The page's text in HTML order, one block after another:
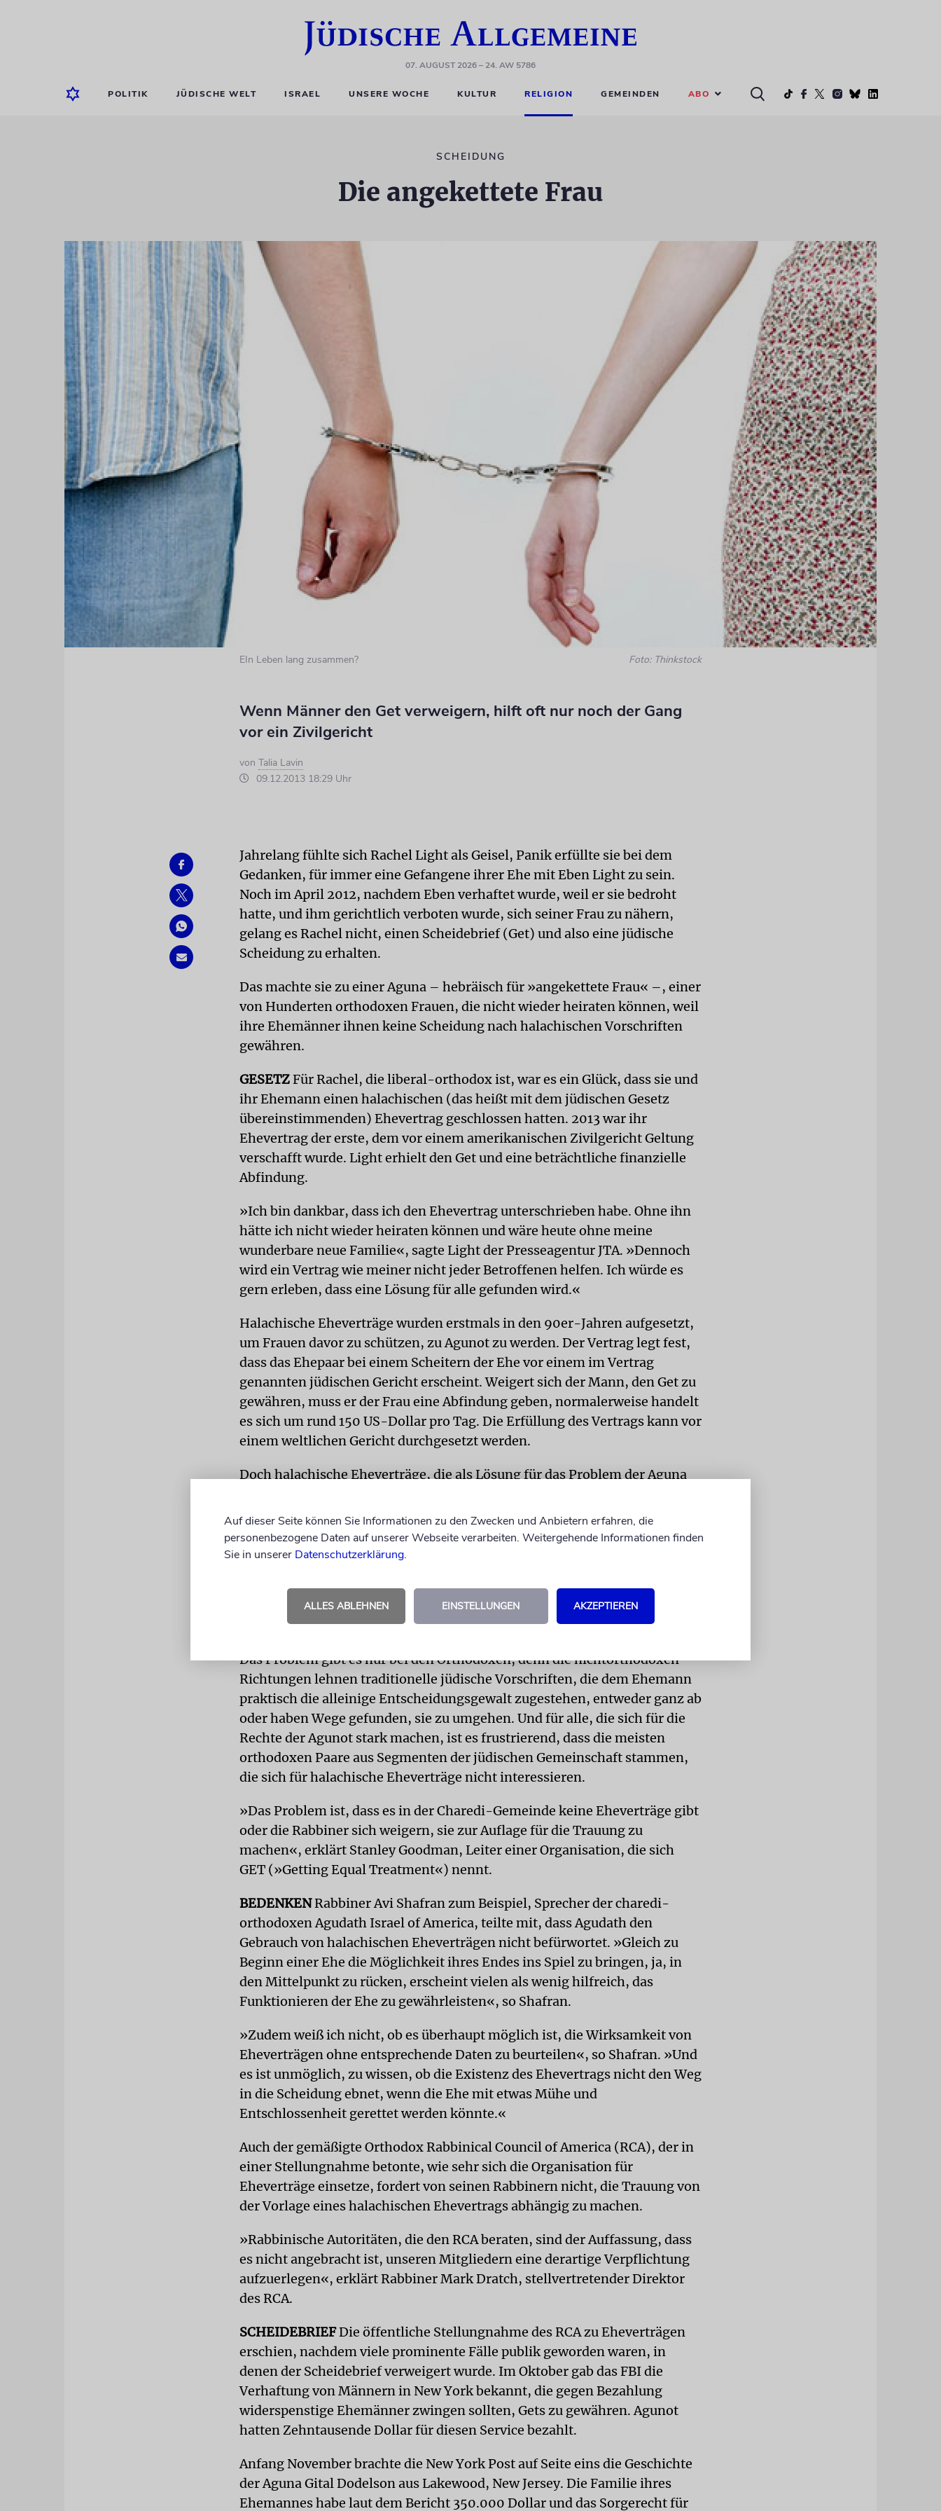
07. AUGUST 2026– 24. AW 5786
POLITIK JÜDISCHE WELT ISRAEL UNSERE WOCHE KULTUR RELIGION GEMEINDEN ABO
SCHEIDUNG
Die angekettete Frau
EIn Leben lang zusammen? Foto: Thinkstock
Wenn Männer den Get verweigern, hilft oft nur noch der Gang
vor ein Zivilgericht
von Talia Lavin
09.12.2013 18:29 Uhr
Jahrelang fühlte sich Rachel Light als Geisel, Panik erfüllte sie bei dem
Gedanken, für immer eine Gefangene ihrer Ehe mit Eben Light zu sein.
Noch im April 2012, nachdem Eben verhaftet wurde, weil er sie bedroht
hatte, und ihm gerichtlich verboten wurde, sich seiner Frau zu nähern,
gelang es Rachel nicht, einen Scheidebrief (Get) und also eine jüdische
Scheidung zu erhalten.
Das machte sie zu einer Aguna – hebräisch für »angekettete Frau« –, einer
von Hunderten orthodoxen Frauen, die nicht wieder heiraten können, weil
ihre Ehemänner ihnen keine Scheidung nach halachischen Vorschriften
gewähren.
GESETZFür Rachel, die liberal-orthodox ist, war es ein Glück, dass sie und
ihr Ehemann einen halachischen (das heißt mit dem jüdischen Gesetz
übereinstimmenden) Ehevertrag geschlossen hatten. 2013 war ihr
Ehevertrag der erste, dem vor einem amerikanischen Zivilgericht Geltung
verschafft wurde. Light erhielt den Get und eine beträchtliche finanzielle
Abfindung.
»Ich bin dankbar, dass ich den Ehevertrag unterschrieben habe. Ohne ihn
hätte ich nicht wieder heiraten können und wäre heute ohne meine
wunderbare neue Familie«, sagte Light der Presseagentur JTA. »Dennoch
wird ein Vertrag wie meiner nicht jeder Betroffenen helfen. Ich würde es
gern erleben, dass eine Lösung für alle gefunden wird.«
Halachische Eheverträge wurden erstmals in den 90er-Jahren aufgesetzt,
um Frauen davor zu schützen, zu Agunot zu werden. Der Vertrag legt fest,
dass das Ehepaar bei einem Scheitern der Ehe vor einem im Vertrag
genannten jüdischen Gericht erscheint. Weigert sich der Mann, den Get zu
gewähren, muss er der Frau eine Abfindung geben, normalerweise handelt
es sich um rund 150 US-Dollar pro Tag. Die Erfüllung des Vertrags kann vor
einem weltlichen Gericht durchgesetzt werden.
Doch halachische Eheverträge, die als Lösung für das Problem der Aguna
– weil viele nicht willens sind, sie überhaupt erst zu schließen.
EINSCHÄTZUNG
»Diejenigen Frauen, die den Vertrag am ehesten
unterschreiben«, sagt Rabbiner Jeremy Stern, Geschäftsführer der
Organization for the Resolution of Agunot (ORA), die sich nach eigenen
Angaben mit mehr als 150 Agunot-Fällen im Jahr befasst.
Das Problem gibt es nur bei den Orthodoxen, denn die nichtorthodoxen
Richtungen lehnen traditionelle jüdische Vorschriften, die dem Ehemann
praktisch die alleinige Entscheidungsgewalt zugestehen, entweder ganz ab
oder haben Wege gefunden, sie zu umgehen. Und für alle, die sich für die
Rechte der Agunot stark machen, ist es frustrierend, dass die meisten
orthodoxen Paare aus Segmenten der jüdischen Gemeinschaft stammen,
die sich für halachische Eheverträge nicht interessieren.
»Das Problem ist, dass es in der Charedi-Gemeinde keine Eheverträge gibt
oder die Rabbiner sich weigern, sie zur Auflage für die Trauung zu
machen«, erklärt Stanley Goodman, Leiter einer Organisation, die sich
GET (»Getting Equal Treatment«) nennt.
BEDENKENRabbiner Avi Shafran zum Beispiel, Sprecher der charedi-
orthodoxen Agudath Israel of America, teilte mit, dass Agudath den
Gebrauch von halachischen Eheverträgen nicht befürwortet. »Gleich zu
Beginn einer Ehe die Möglichkeit ihres Endes ins Spiel zu bringen, ja, in
den Mittelpunkt zu rücken, erscheint vielen als wenig hilfreich, das
Funktionieren der Ehe zu gewährleisten«, so Shafran.
»Zudem weiß ich nicht, ob es überhaupt möglich ist, die Wirksamkeit von
Eheverträgen ohne entsprechende Daten zu beurteilen«, so Shafran. »Und
es ist unmöglich, zu wissen, ob die Existenz des Ehevertrags nicht den Weg
in die Scheidung ebnet, wenn die Ehe mit etwas Mühe und
Entschlossenheit gerettet werden könnte.«
Auch der gemäßigte Orthodox Rabbinical Council of America (RCA), der in
einer Stellungnahme betonte, wie sehr sich die Organisation für
Eheverträge einsetze, fordert von seinen Rabbinern nicht, die Trauung von
der Vorlage eines halachischen Ehevertrags abhängig zu machen.
»Rabbinische Autoritäten, die den RCA beraten, sind der Auffassung, dass
es nicht angebracht ist, unseren Mitgliedern eine derartige Verpflichtung
aufzuerlegen«, erklärt Rabbiner Mark Dratch, stellvertretender Direktor
des RCA.
SCHEIDEBRIEFDie öffentliche Stellungnahme des RCA zu Eheverträgen
erschien, nachdem viele prominente Fälle publik geworden waren, in
denen der Scheidebrief verweigert wurde. Im Oktober gab das FBI die
Verhaftung von Männern in New York bekannt, die gegen Bezahlung
widerspenstige Ehemänner zwingen sollten, Gets zu gewähren. Agunot
hatten Zehntausende Dollar für diesen Service bezahlt.
Anfang November brachte die New York Post auf Seite eins die Geschichte
der Aguna Gital Dodelson aus Lakewood, New Jersey. Die Familie ihres
Ehemannes habe laut dem Bericht 350.000 Dollar und das Sorgerecht für
Auf dieser Seite können Sie Informationen zu den Zwecken und Anbietern erfahren, die
personenbezogene Daten auf unserer Webseite verarbeiten. Weitergehende Informationen finden
Sie in unserer Datenschutzerklärung.
ALLES ABLEHNEN EINSTELLUNGEN AKZEPTIEREN